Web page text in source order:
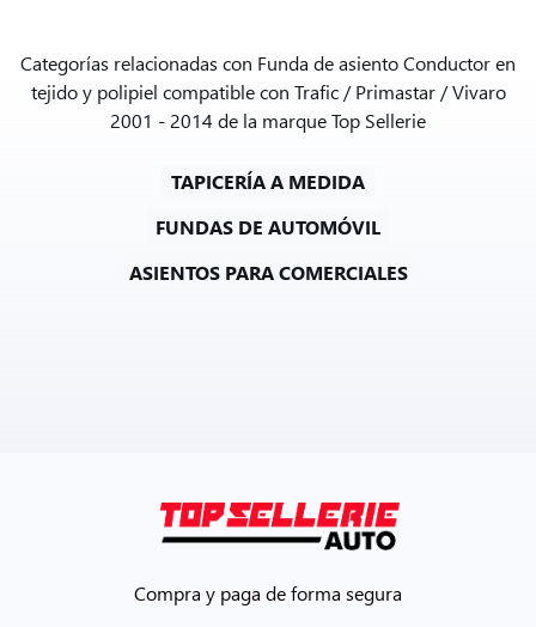
Categorías relacionadas con Funda de asiento Conductor en
tejido y polipiel compatible con Trafic / Primastar / Vivaro
2001 - 2014 de la marque Top Sellerie
TAPICERÍA A MEDIDA
FUNDAS DE AUTOMÓVIL
ASIENTOS PARA COMERCIALES
Compra y paga de forma segura